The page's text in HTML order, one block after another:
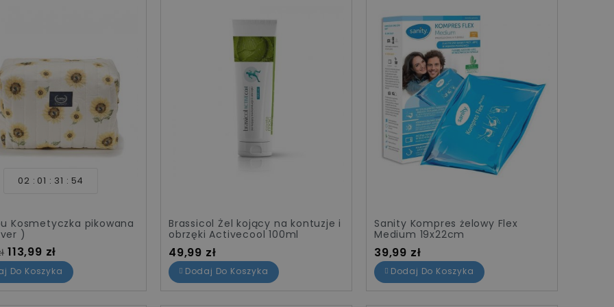
02 01 31 54
Kosmetyczka pikowana
)
Cena
113,99 zł
Do Koszyka
Brassicol Żel kojący na kontuzje i
obrzęki Activecool 100ml
Cena
49,99 zł
Dodaj Do Koszyka
Sanity Kompres żelowy Flex
Medium 19x22cm
Cena
39,99 zł
Dodaj Do Koszyka